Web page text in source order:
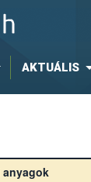
AKTUÁLIS